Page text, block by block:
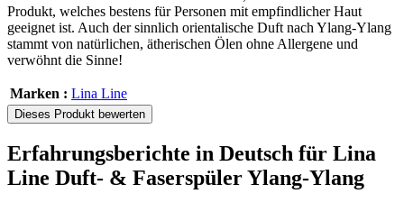
Produkt, welches bestens für Personen mit empfindlicher Haut
geeignet ist. Auch der sinnlich orientalische Duft nach Ylang-Ylang
stammt von natürlichen, ätherischen Ölen ohne Allergene und
verwöhnt die Sinne!
Marken : Lina Line
Dieses Produkt bewerten
Erfahrungsberichte in Deutsch für Lina
Line Duft- & Faserspüler Ylang-Ylang